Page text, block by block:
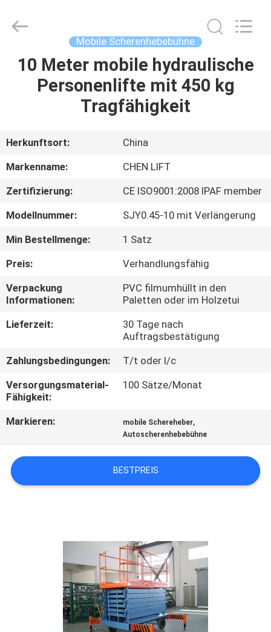
ZU
HAUSE
ÜBER
UNS
WERKSBESICHTIGUNG
QUALITÄTSKONTROLLE
KONTAKT
MIT
NEUIGKEITEN
BITTE UM
ANGEBOT
DATENSCHUTZRICHTLINIE
LTD.
Mobile Scherenhebebühne
10 Meter mobile hydraulische
Personenlifte mit 450 kg
Tragfähigkeit
Herkunftsort:
China
Markenname:
CHEN LIFT
Zertifizierung:
CE ISO9001:2008 IPAF member
Modellnummer:
SJY0.45-10 mit Verlängerung
Min Bestellmenge:
1 Satz
Preis:
Verhandlungsfähig
Verpackung
Informationen:
PVC filmumhüllt in den
Paletten oder im Holzetui
Lieferzeit:
30 Tage nach
Auftragsbestätigung
Zahlungsbedingungen:
T/t oder l/c
Versorgungsmaterial-
Fähigkeit:
100 Sätze/Monat
Markieren: mobile Schereheber,
Autoscherenhebebühne
BESTPREIS